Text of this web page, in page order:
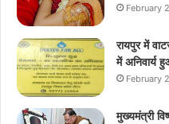
February
रायपुर में
में अनिवार्य
February
मुख्यमंत्री